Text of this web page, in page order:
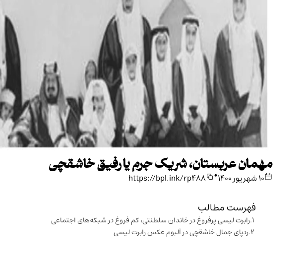
مهمان عربستان، شریک جرم یا رفیق خاشقچی
۱۰ شهریور ۱۴۰۰ •
https://bpl.ink/rp488
فهرست مطالب
رابرت لیسی پرفروغ در خاندان سلطنتی، کم فروغ در شبکه‌های اجتماعی
ردپای جمال خاشقچی در آلبوم عکس رابرت لیسی